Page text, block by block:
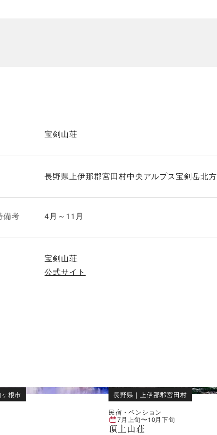
宝剣山荘
長野県上伊那郡宮田村中央アルプス宝剣岳北
備考 4月～11月
宝剣山荘
公式サイト
根市
長野県 ｜
上伊那郡宮田村
民宿・ペンション
7月上旬〜10月下旬
頂上山荘